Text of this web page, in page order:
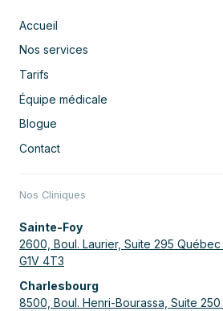
Accueil
Nos services
Tarifs
Équipe médicale
Blogue
Contact
Nos Cliniques
Sainte-Foy
2600, Boul. Laurier, Suite 295
G1V 4T3
Charlesbourg
8500, Boul. Henri-Bourassa, Suite